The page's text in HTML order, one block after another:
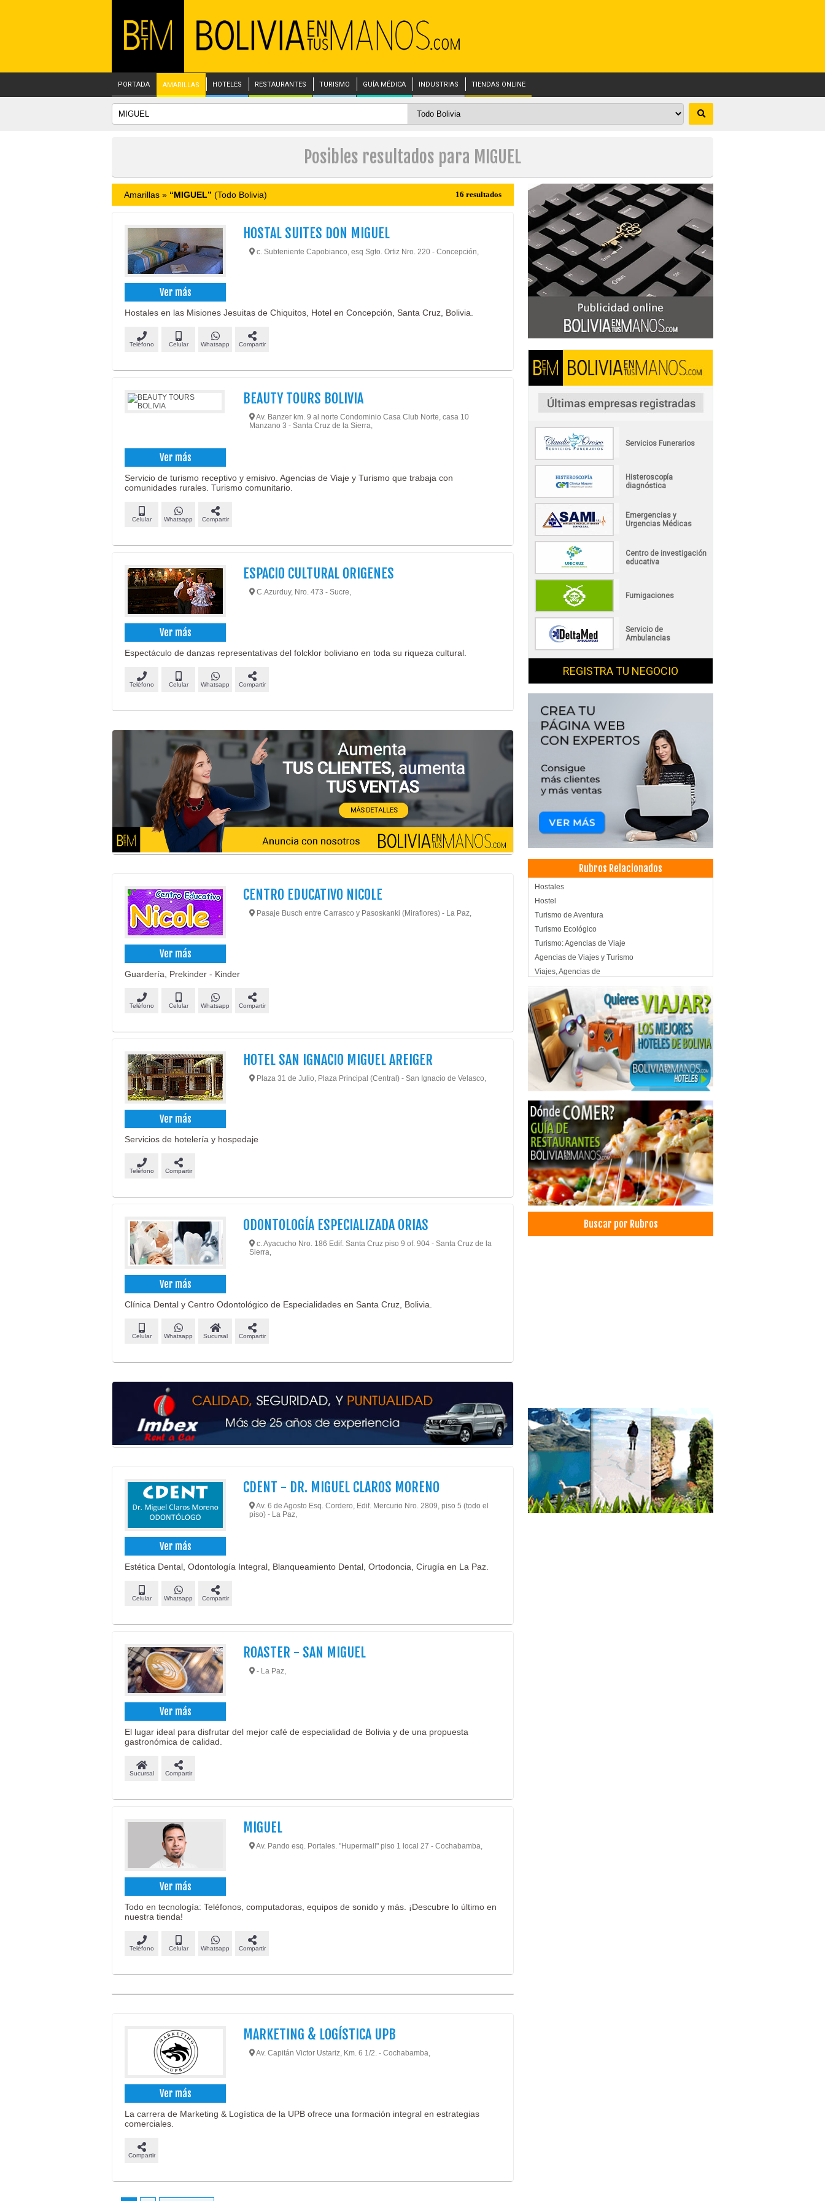
PORTADA AMARILLAS HOTELES RESTAURANTES TURISMO GUÍA MÉDICA INDUSTRIAS TIENDAS ONLINE
Posibles resultados para MIGUEL
Amarillas » “MIGUEL” (Todo Bolivia) 16 resultados
Ver más
HOSTAL SUITES DON MIGUEL
c. Subteniente Capobianco, esq Sgto. Ortiz Nro. 220 - Concepción,
Hostales en las Misiones Jesuitas de Chiquitos, Hotel en Concepción, Santa Cruz, Bolivia.
Teléfono Celular Whatsapp Compartir
Ver más
BEAUTY TOURS BOLIVIA
Av. Banzer km. 9 al norte Condominio Casa Club Norte, casa 10
Manzano 3 - Santa Cruz de la Sierra,
Servicio de turismo receptivo y emisivo. Agencias de Viaje y Turismo que trabaja con
comunidades rurales. Turismo comunitario.
Celular Whatsapp Compartir
Ver más
ESPACIO CULTURAL ORIGENES
C.Azurduy, Nro. 473 - Sucre,
Espectáculo de danzas representativas del folcklor boliviano en toda su riqueza cultural.
Teléfono Celular Whatsapp Compartir
Ver más
CENTRO EDUCATIVO NICOLE
Pasaje Busch entre Carrasco y Pasoskanki (Miraflores) - La Paz,
Guardería, Prekinder - Kinder
Teléfono Celular Whatsapp Compartir
Ver más
HOTEL SAN IGNACIO MIGUEL AREIGER
Plaza 31 de Julio, Plaza Principal (Central) - San Ignacio de Velasco,
Servicios de hotelería y hospedaje
Teléfono Compartir
Ver más
ODONTOLOGÍA ESPECIALIZADA ORIAS
c. Ayacucho Nro. 186 Edif. Santa Cruz piso 9 of. 904 - Santa Cruz de la
Sierra,
Clínica Dental y Centro Odontológico de Especialidades en Santa Cruz, Bolivia.
Celular Whatsapp Sucursal Compartir
Ver más
CDENT - DR. MIGUEL CLAROS MORENO
Av. 6 de Agosto Esq. Cordero, Edif. Mercurio Nro. 2809, piso 5 (todo el
piso) - La Paz,
Estética Dental, Odontología Integral, Blanqueamiento Dental, Ortodoncia, Cirugía en La Paz.
Celular Whatsapp Compartir
Ver más
ROASTER - SAN MIGUEL
- La Paz,
El lugar ideal para disfrutar del mejor café de especialidad de Bolivia y de una propuesta
gastronómica de calidad.
Sucursal Compartir
Ver más
MIGUEL
Av. Pando esq. Portales. "Hupermall" piso 1 local 27 - Cochabamba,
Todo en tecnología: Teléfonos, computadoras, equipos de sonido y más. ¡Descubre lo último en
nuestra tienda!
Teléfono Celular Whatsapp Compartir
Ver más
MARKETING & LOGÍSTICA UPB
Av. Capitán Victor Ustariz, Km. 6 1/2. - Cochabamba,
La carrera de Marketing & Logística de la UPB ofrece una formación integral en estrategias
comerciales.
Compartir
Servicios Funerarios
Histeroscopía
diagnóstica
Emergencias y
Urgencias Médicas
Centro de investigación
educativa
Fumigaciones
Servicio de
Ambulancias
REGISTRA TU NEGOCIO
Rubros Relacionados
Hostales
Hostel
Turismo de Aventura
Turismo Ecológico
Turismo: Agencias de Viaje
Agencias de Viajes y Turismo
Viajes, Agencias de
Operadores Turisticos
Cursos de Inglés
Centros Culturales
Eventos
Guarderías, Kindergartens
Escuelas Privadas
Jardín de Niños
Kinder
Parvulario
Jardín Infantil
Hoteles
Hotels
Consultorio Dental
Clínica Dental
Clínicas Odontológicas
Estética Dental
Implantología Dental
Cafeterías
Café
Cafés
Profesionales
Universidades
Universidades privadas
Buscar por Rubros